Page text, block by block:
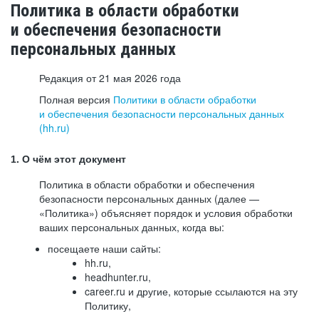
Политика в области обработки
и обеспечения безопасности
персональных данных
Редакция от 21 мая 2026 года
Полная версия Политики в области обработки
и обеспечения безопасности персональных данных
(hh.ru)
1. О чём этот документ
Политика в области обработки и обеспечения
безопасности персональных данных (далее —
«Политика») объясняет порядок и условия обработки
ваших персональных данных, когда вы:
посещаете наши сайты:
hh.ru,
headhunter.ru,
career.ru и другие, которые ссылаются на эту
Политику,